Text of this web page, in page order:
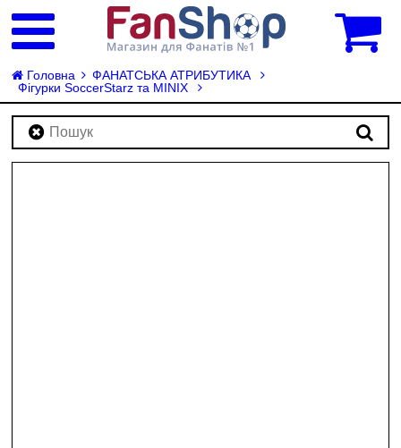
Головна
ФАНАТСЬКА АТРИБУТИКА
Фігурки SoccerStarz та MINIX